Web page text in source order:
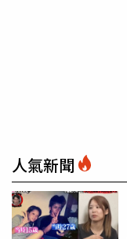
人氣新聞